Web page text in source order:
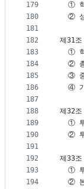
179
180
181
182
183
184
185
186
187
188
189
190
191
192
193
194
① 학
② 성
제31
① 학
② 총
③ 중
④ 기
제32
① 투
② 투
제33
① 투
② 본